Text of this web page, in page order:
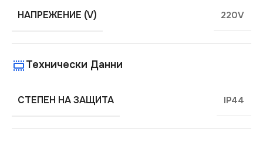
НАПРЕЖЕНИЕ (V) 220V
Технически Данни
СТЕПЕН НА ЗАЩИТА IP44